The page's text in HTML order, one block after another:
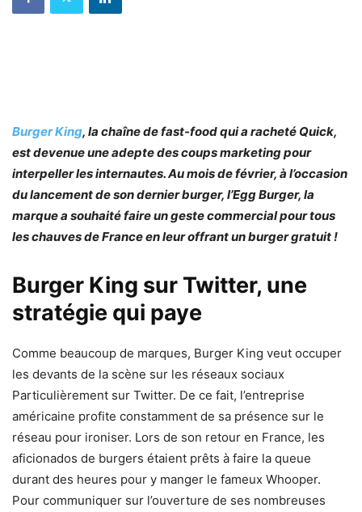
Burger King, la chaîne de fast-food qui a racheté Quick,
est devenue une adepte des coups marketing pour
interpeller les internautes. Au mois de février, à l’occasion
du lancement de son dernier burger, l’Egg Burger, la
marque a souhaité faire un geste commercial pour tous
les chauves de France en leur offrant un burger gratuit !
Burger King sur Twitter, une
stratégie qui paye
Comme beaucoup de marques, Burger King veut occuper
les devants de la scène sur les réseaux sociaux
Particulièrement sur Twitter. De ce fait, l’entreprise
américaine profite constamment de sa présence sur le
réseau pour ironiser. Lors de son retour en France, les
aficionados de burgers étaient prêts à faire la queue
durant des heures pour y manger le fameux Whooper.
Pour communiquer sur l’ouverture de ses nombreuses